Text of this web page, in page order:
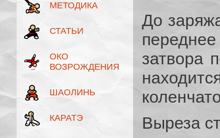
МЕТОДИКА
СТАТЬИ
ОКО
ВОЗРОЖДЕНИЯ
ШАОЛИНЬ
КАРАТЭ
До
затвора
Выреза